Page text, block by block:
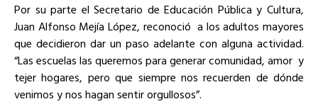
Por su parte el Secretario de Educación Pública y Cultura,
Juan Alfonso Mejía López, reconoció a los adultos mayores
que decidieron dar un paso adelante con alguna actividad.
“Las escuelas las queremos para generar comunidad, amor y
tejer hogares, pero que siempre nos recuerden de dónde
venimos y nos hagan sentir orgullosos”.